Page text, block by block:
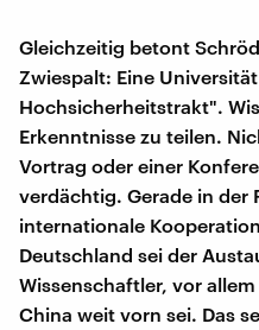
Gleichzeitig betont
Zwiespalt: Eine
Hochsicherheitstrakt".
Erkenntnisse zu teilen.
Vortrag oder einer
verdächtig. Gerade in der
internationale
Deutschland sei der
Wissenschaftler, vor
China weit vorn sei. Das